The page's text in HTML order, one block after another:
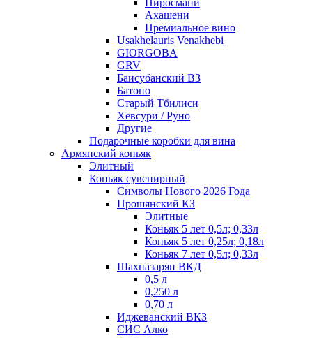
Пиросмани
Ахашени
Премиальное вино
Usakhelauris Venakhebi
GIORGOBA
GRV
Баисубанский ВЗ
Батоно
Старый Тбилиси
Хевсури / Руно
Другие
Подарочные коробки для вина
Армянский коньяк
Элитный
Коньяк сувенирный
Символы Нового 2026 Года
Прошянский КЗ
Элитные
Коньяк 5 лет 0,5л; 0,33л
Коньяк 5 лет 0,25л; 0,18л
Коньяк 7 лет 0,5л; 0,33л
Шахназарян ВКД
0,5 л
0,250 л
0,70 л
Иджеванский ВКЗ
СИС Алко